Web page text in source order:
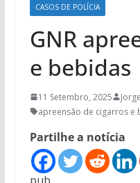
CASOS DE POLÍCIA
GNR
e bebidas
11 Setembro, 2025
apreensão de cigarros e
Partilhe a notícia